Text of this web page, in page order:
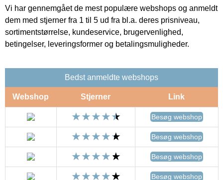
Vi har gennemgået de mest populære webshops og anmeldt
dem med stjerner fra 1 til 5 ud fra bl.a. deres prisniveau,
sortimentstørrelse, kundeservice, brugervenlighed,
betingelser, leveringsformer og betalingsmuligheder.
Bedst anmeldte webshops
Webshop Stjerner Link
Besøg webshop
Besøg webshop
Besøg webshop
Besøg webshop